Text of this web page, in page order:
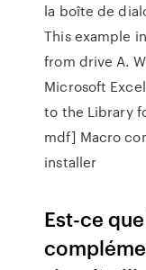
la boîte de
This example
from drive A.
Microsoft
to the Library
mdf] Macro
installer
Est-ce